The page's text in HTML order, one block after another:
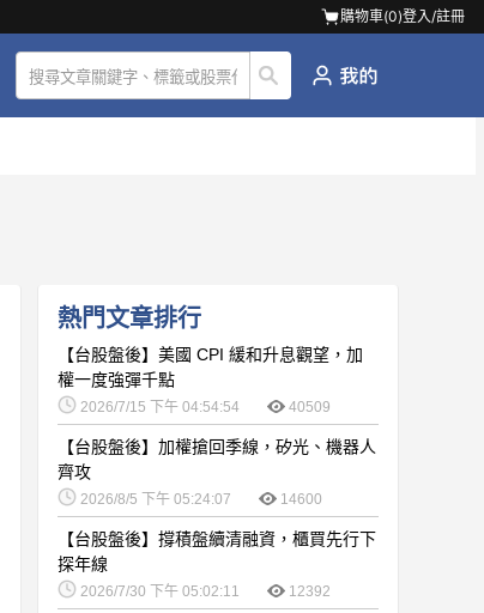
購物車(0)登入/註冊
熱門文章排行
【台股盤後】美國 CPI 緩和升息觀望，加
權一度強彈千點
2026/7/15 下午 04:54:54 40509
【台股盤後】加權搶回季線，矽光、機器人
齊攻
2026/8/5 下午 05:24:07 14600
【台股盤後】撐積盤續清融資，櫃買先行下
探年線
2026/7/30 下午 05:02:11 12392